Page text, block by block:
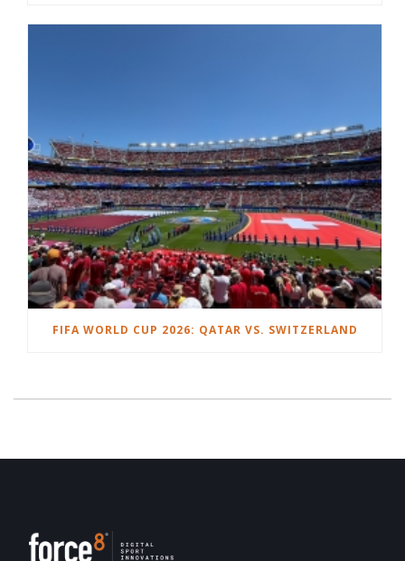
FIFA WORLD CUP 2026: QATAR VS. SWITZERLAND